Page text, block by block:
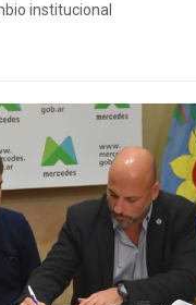
institucional